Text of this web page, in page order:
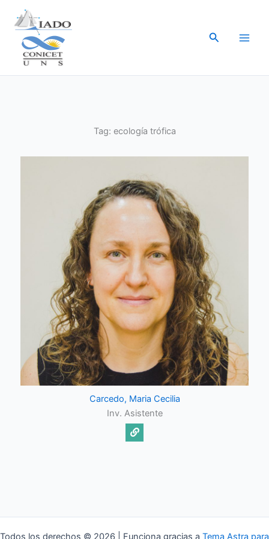
contenido
Buscar
Tag: ecología trófica
Carcedo, Maria Cecilia
Inv. Asistente
Todos los derechos © 2026 | Funciona gracias a Tema Astra para